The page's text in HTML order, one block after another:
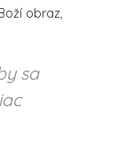
obraz,
sa